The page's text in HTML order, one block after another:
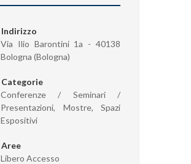
Indirizzo
Via Ilio Barontini 1a - 40138
Bologna (Bologna)
Categorie
Conferenze / Seminari /
Presentazioni, Mostre, Spazi
Espositivi
Aree
Libero Accesso